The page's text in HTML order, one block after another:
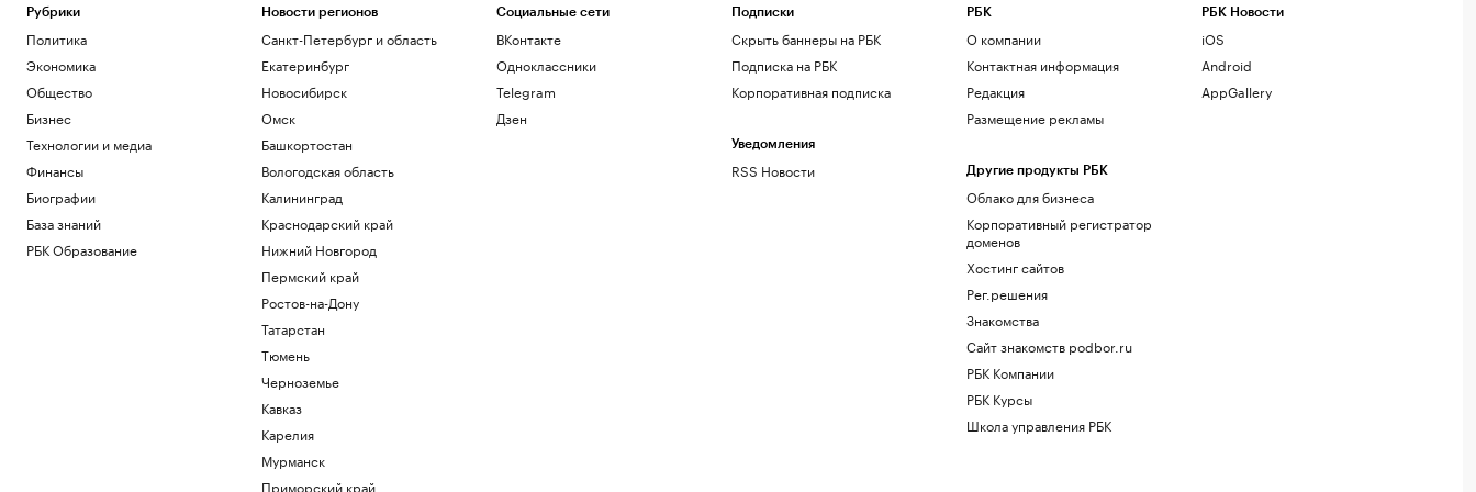
Рубрики
Политика
Экономика
Общество
Бизнес
Технологии и медиа
Финансы
Биографии
База знаний
РБК Образование
Новости регионов
Санкт-Петербург и область
Екатеринбург
Новосибирск
Омск
Башкортостан
Вологодская область
Калининград
Краснодарский край
Нижний Новгород
Пермский край
Ростов-на-Дону
Татарстан
Тюмень
Черноземье
Кавказ
Карелия
Мурманск
Приморский край
Социальные сети
ВКонтакте
Одноклассники
Telegram
Дзен
Подписки
Скрыть баннеры на РБК
Подписка на РБК
Корпоративная подписка
Уведомления
RSS Новости
РБК
О компании
Контактная информация
Редакция
Размещение рекламы
Другие продукты РБК
Облако для бизнеса
Корпоративный регистратор
доменов
Хостинг сайтов
Рег.решения
Знакомства
Сайт знакомств podbor.ru
РБК Компании
РБК Курсы
Школа управления РБК
РБК Новости
iOS
Android
AppGallery